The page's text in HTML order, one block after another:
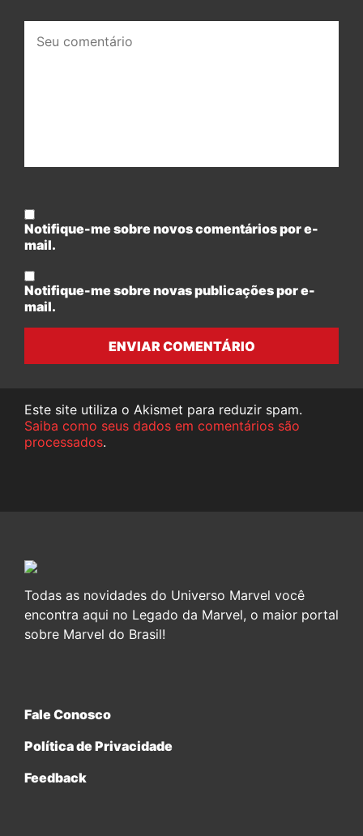
comentário:
Notifique-me sobre novos comentários por e-
mail.
Notifique-me sobre novas publicações por e-
mail.
ENVIAR COMENTÁRIO
Este site utiliza o Akismet para reduzir spam.
Saiba como seus dados em comentários são
processados.
Todas as novidades do Universo Marvel você
encontra aqui no Legado da Marvel, o maior portal
sobre Marvel do Brasil!
Fale Conosco
Política de Privacidade
Feedback